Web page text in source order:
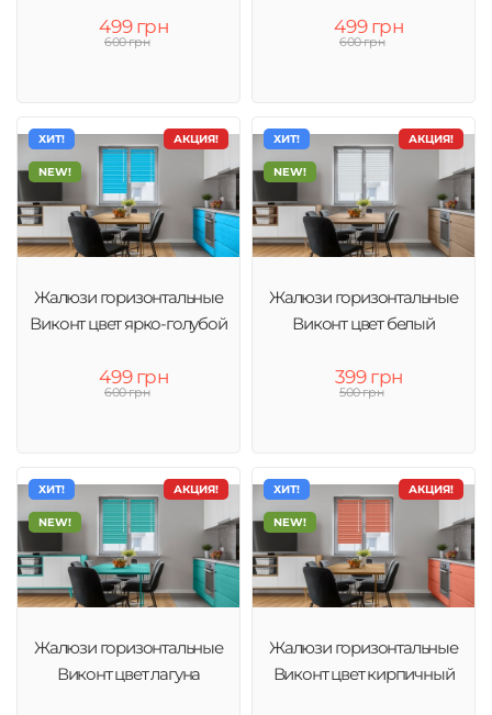
499 грн
600 грн
499 грн
600 грн
АКЦИЯ!
ХИТ!
NEW!
Жалюзи горизонтальные
Виконт цвет ярко-голубой
499 грн
600 грн
АКЦИЯ!
ХИТ!
NEW!
Жалюзи горизонтальные
Виконт цвет белый
399 грн
500 грн
АКЦИЯ!
ХИТ!
NEW!
Жалюзи горизонтальные
Виконт цвет лагуна
АКЦИЯ!
ХИТ!
NEW!
Жалюзи горизонтальные
Виконт цвет кирпичный